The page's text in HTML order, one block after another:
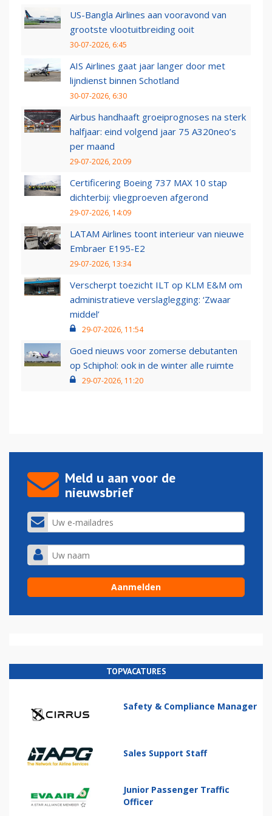
US-Bangla Airlines aan vooravond van
grootste vlootuitbreiding ooit
30-07-2026, 6:45
AIS Airlines gaat jaar langer door met
lijndienst binnen Schotland
30-07-2026, 6:30
Airbus handhaaft groeiprognoses na sterk
halfjaar: eind volgend jaar 75 A320neo’s
per maand
29-07-2026, 20:09
Certificering Boeing 737 MAX 10 stap
dichterbij: vliegproeven afgerond
29-07-2026, 14:09
LATAM Airlines toont interieur van nieuwe
Embraer E195-E2
29-07-2026, 13:34
Verscherpt toezicht ILT op KLM E&M om
administratieve verslaglegging: ‘Zwaar
middel’
29-07-2026, 11:54
Goed nieuws voor zomerse debutanten
op Schiphol: ook in de winter alle ruimte
29-07-2026, 11:20
Meld u aan voor de
nieuwsbrief
TOPVACATURES
Safety & Compliance Manager
Sales Support Staff
Junior Passenger Traffic
Officer